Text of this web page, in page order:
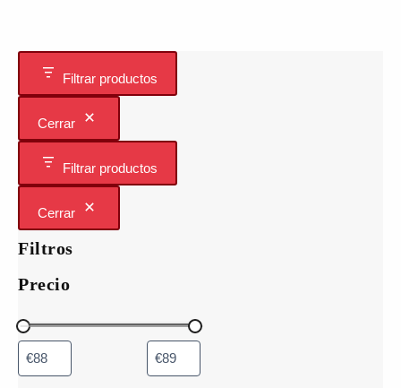
Filtrar productos
Cerrar
Filtrar productos
Cerrar
Filtros
Precio
pueden
elegir
en
página
de
producto